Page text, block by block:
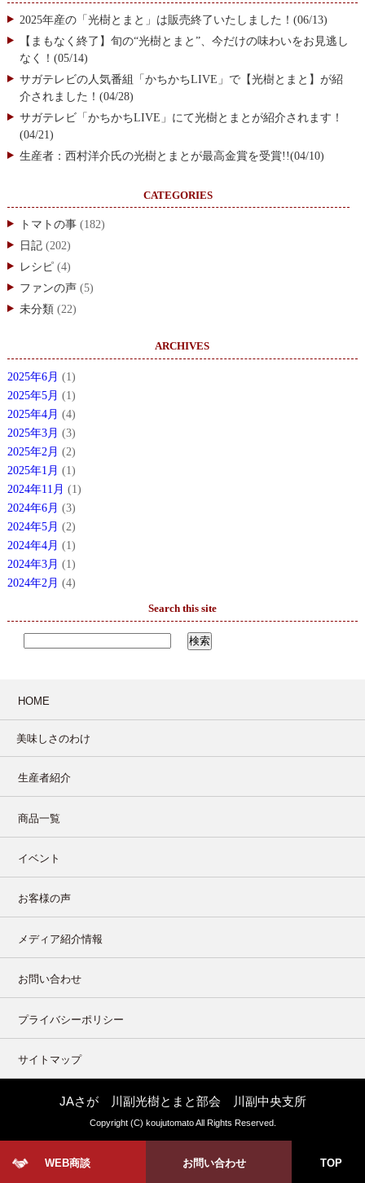
2025年産の「光樹とまと」は販売終了いたしました！(06/13)
【まもなく終了】旬の“光樹とまと”、今だけの味わいをお見逃し
なく！(05/14)
サガテレビの人気番組「かちかちLIVE」で【光樹とまと】が紹
介されました！(04/28)
サガテレビ「かちかちLIVE」にて光樹とまとが紹介されます！
(04/21)
生産者：西村洋介氏の光樹とまとが最高金賞を受賞!!(04/10)
CATEGORIES
トマトの事(182)
日記(202)
レシピ(4)
ファンの声(5)
未分類 (22)
ARCHIVES
2025年6月 (1)
2025年5月 (1)
2025年4月 (4)
2025年3月 (3)
2025年2月 (2)
2025年1月 (1)
2024年11月 (1)
2024年6月 (3)
2024年5月 (2)
2024年4月 (1)
2024年3月 (1)
2024年2月 (4)
Search this site
HOME
美味しさのわけ
生産者紹介
商品一覧
イベント
お客様の声
メディア紹介情報
お問い合わせ
プライバシーポリシー
サイトマップ
JAさが 川副光樹とまと部会 川副中央支所
Copyright (C) koujutomato All Rights Reserved.
WEB商談 お問い合わせ TOP